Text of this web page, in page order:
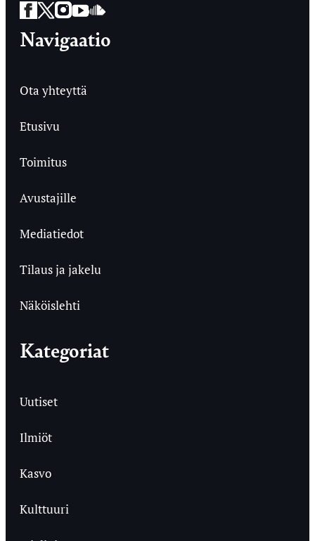
Facebook
Twitter
Instagram
YouTube
SoundCloud
Navigaatio
Ota yhteyttä
Etusivu
Toimitus
Avustajille
Mediatiedot
Tilaus ja jakelu
Näköislehti
Kategoriat
Uutiset
Ilmiöt
Kasvo
Kulttuuri